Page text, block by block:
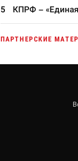
КПРФ –
ПАРТНЕРСКИЕ